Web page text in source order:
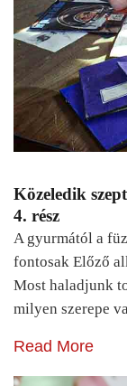
Közeledik
4. rész
A gyurmától a
fontosak Előző
Most haladjunk
milyen szerepe
Read More